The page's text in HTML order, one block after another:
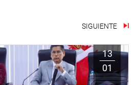
SIGUIENTE
13
01